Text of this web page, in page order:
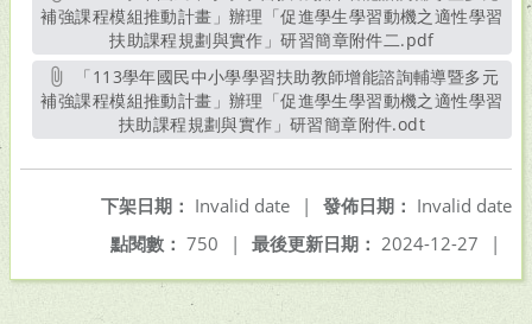
補強課程模組推動計畫」辦理「促進學生學習動機之適性學習
扶助課程規劃與實作」研習簡章附件二.pdf另開新視窗
補強課程模組推動計畫」辦理「促進學生學習動機之適性學習
扶助課程規劃與實作」研習簡章附件.odt
發佈日期： Invalid date
下架日期： Invalid date
|
最後更新日期： 2024-12-27 |
點閱數： 750 |